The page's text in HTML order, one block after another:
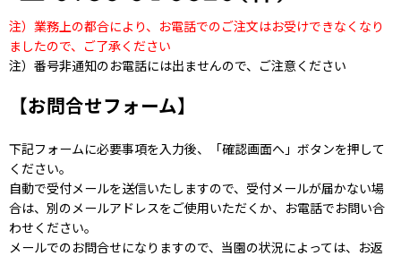
注）業務上の都合により、お電話でのご注文はお受けできなくなり
ましたので、ご了承ください
注）番号非通知のお電話には出ませんので、ご注意ください
【お問合せフォーム】
下記フォームに必要事項を入力後、「確認画面へ」ボタンを押して
ください。
自動で受付メールを送信いたしますので、受付メールが届かない場
合は、別のメールアドレスをご使用いただくか、お電話でお問い合
わせください。
メールでのお問合せになりますので、当園の状況によっては、お返